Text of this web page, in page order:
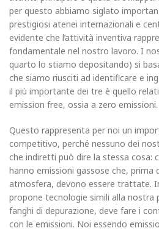
per questo abbiamo siglato
prestigiosi atenei internazionali e
evidente che l’attività inventiva
fondamentale nel nostro lavoro. I
quarto lo stiamo depositando) si
che siamo riusciti ad identificare e
il più importante dei tre è quello
emission free, ossia a zero emissioni.
Questo rappresenta per noi un
competitivo, perché nessuno dei
che indiretti può dire la stessa cosa:
hanno emissioni gassose che, prima
atmosfera, devono essere trattate.
propone tecnologie simili alla
fanghi di depurazione, deve fare i
con le emissioni. Noi essendo